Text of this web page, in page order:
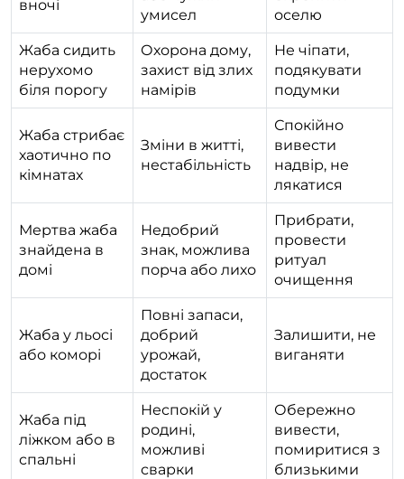
вночі
умисел
оселю
Жаба сидить
нерухомо
біля порогу
Охорона дому,
захист від злих
намірів
Не чіпати,
подякувати
подумки
Жаба стрибає
хаотично по
кімнатах
Зміни в житті,
нестабільність
Спокійно
вивести
надвір, не
лякатися
Мертва жаба
знайдена в
домі
Недобрий
знак, можлива
порча або лихо
Прибрати,
провести
ритуал
очищення
Жаба у льосі
або коморі
Повні запаси,
добрий
урожай,
достаток
Залишити, не
виганяти
Жаба під
ліжком або в
спальні
Неспокій у
родині,
можливі
сварки
Обережно
вивести,
помиритися з
близькими